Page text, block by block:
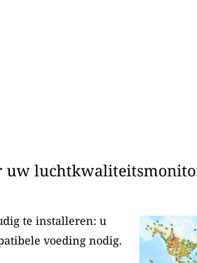
te installeren: u
voeding nodig.